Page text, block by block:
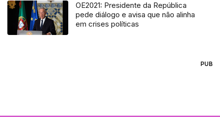
OE2021: Presidente da República
pede diálogo e avisa que não alinha
em crises políticas
PUB